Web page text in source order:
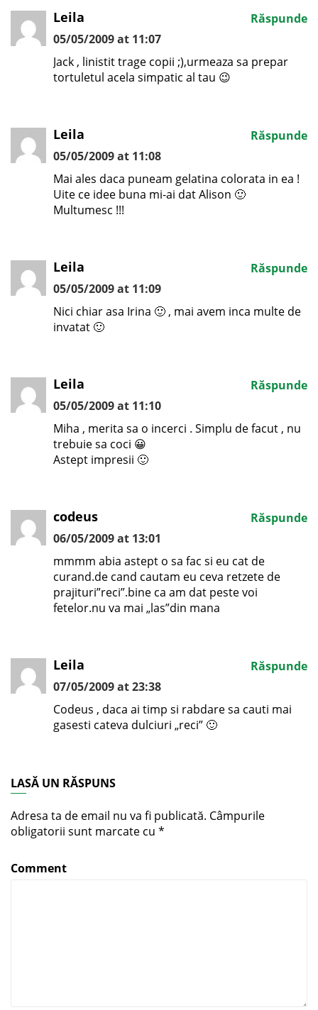
Leila
05/05/2009 at 11:07
Jack , linistit trage copii ;),urmeaza sa prepar
tortuletul acela simpatic al tau 😉
Răspunde
Leila
05/05/2009 at 11:08
Mai ales daca puneam gelatina colorata in ea !
Uite ce idee buna mi-ai dat Alison 🙂
Multumesc !!!
Răspunde
Leila
05/05/2009 at 11:09
Nici chiar asa Irina 🙂 , mai avem inca multe de
invatat 🙂
Răspunde
Leila
05/05/2009 at 11:10
Miha , merita sa o incerci . Simplu de facut , nu
trebuie sa coci 😀
Astept impresii 🙂
Răspunde
codeus
06/05/2009 at 13:01
mmmm abia astept o sa fac si eu cat de
curand.de cand cautam eu ceva retzete de
prajituri”reci”.bine ca am dat peste voi
fetelor.nu va mai „las”din mana
Răspunde
Leila
07/05/2009 at 23:38
Codeus , daca ai timp si rabdare sa cauti mai
gasesti cateva dulciuri „reci” 🙂
Răspunde
LASĂ UN RĂSPUNS
Adresa ta de email nu va fi publicată. Câmpurile
obligatorii sunt marcate cu *
Comment